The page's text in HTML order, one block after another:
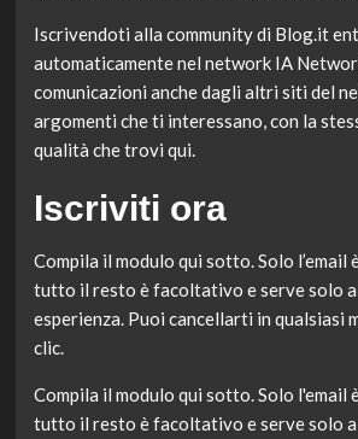
Iscrivendoti alla community di Blog.it
automaticamente nel network IA
comunicazioni anche dagli altri siti del
argomenti che ti interessano, con la
qualità che trovi qui.
Iscriviti ora
Compila il modulo qui sotto. Solo
tutto il resto è facoltativo e serve solo
esperienza. Puoi cancellarti in qualsiasi
clic.
Compila il modulo qui sotto. Solo
tutto il resto è facoltativo e serve solo